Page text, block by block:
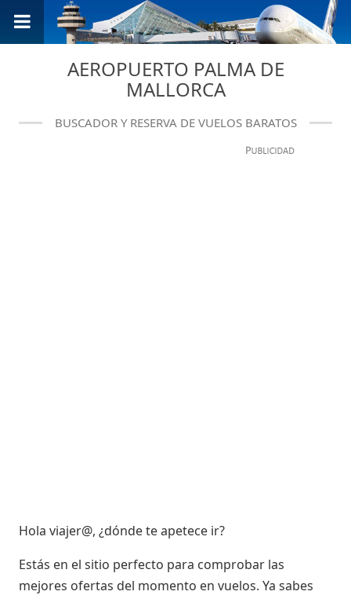
AEROPUERTO PALMA DE
MALLORCA
BUSCADOR Y RESERVA DE VUELOS BARATOS
Hola viajer@, ¿dónde te apetece ir?
Estás en el sitio perfecto para comprobar las
mejores ofertas del momento en vuelos. Ya sabes